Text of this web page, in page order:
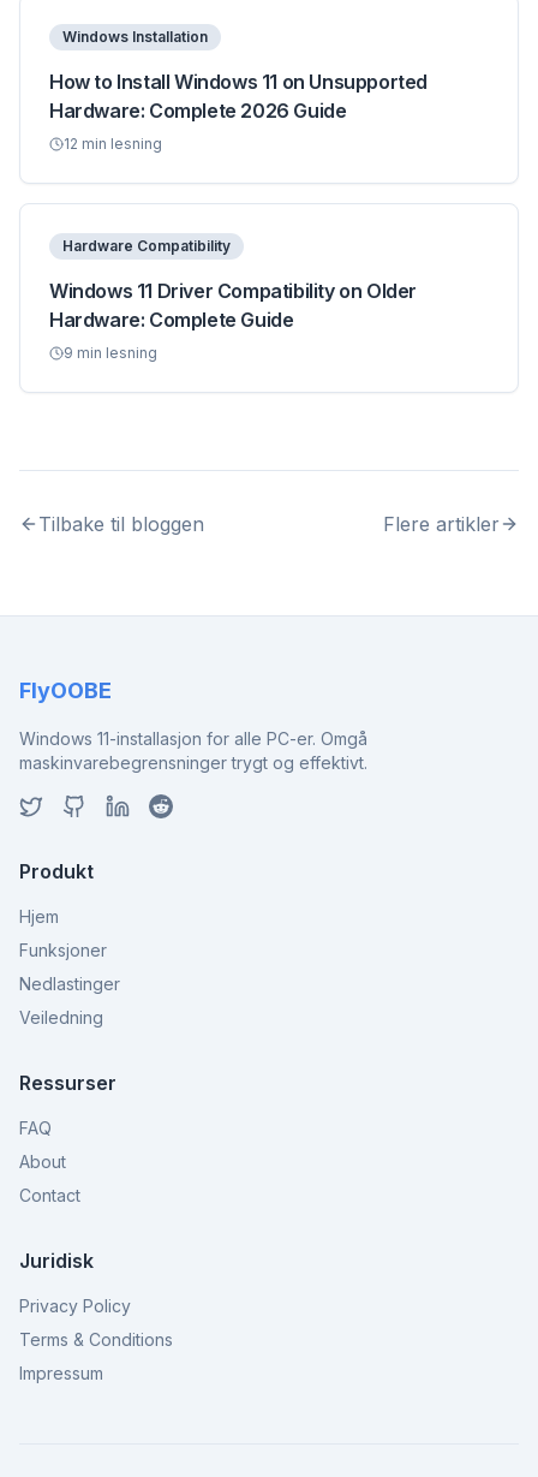
Windows Installation
How to Install Windows 11 on Unsupported
Hardware: Complete 2026 Guide
12 min lesning
Hardware Compatibility
Windows 11 Driver Compatibility on Older
Hardware: Complete Guide
9 min lesning
Tilbake til bloggen Flere artikler
FlyOOBE
Windows 11-installasjon for alle PC-er. Omgå
maskinvarebegrensninger trygt og effektivt.
Produkt
Hjem
Funksjoner
Nedlastinger
Veiledning
Ressurser
FAQ
About
Contact
Juridisk
Privacy Policy
Terms & Conditions
Impressum